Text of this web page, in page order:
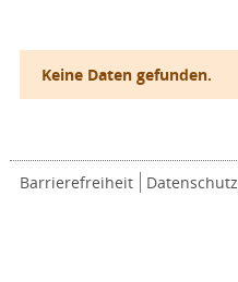
Keine Daten gefunden.
Barrierefreiheit Datenschutz